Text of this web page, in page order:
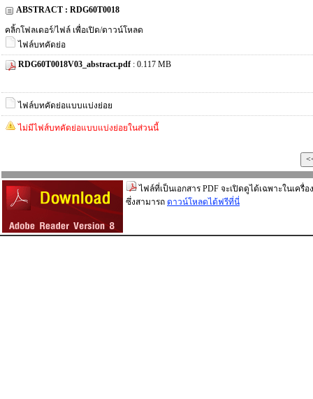
ABSTRACT : RDG60T0018
คลิ้กโฟลเดอร์/ไฟล์ เพื่อเปิด/ดาวน์โหลด
ไฟล์บทคัดย่อ
RDG60T0018V03_abstract.pdf : 0.117 MB
ไฟล์บทคัดย่อแบบแบ่งย่อย
ไม่มีไฟส์บทคัดย่อแบบแบ่งย่อยในส่วนนี้
ไฟล์ที่เป็นเอกสาร PDF จะเปิดดูได้เฉพาะในเครื่อ
ซึ่งสามารถ ดาวน์โหลดได้ฟรีที่นี่